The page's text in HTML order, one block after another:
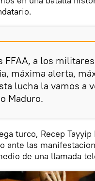
FFAA, a los
máxima alerta,
lucha la vamos a
Maduro.
turco, Recep Tayyip
ante las
de una llamada